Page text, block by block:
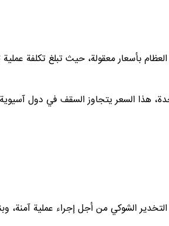
بأسعار معقولة، حيث تبلغ تكلفة عملية
تبلغ حوالي 50,000$ في الولايات المتحدة و11,000$ في المملكة المتحدة، هذا
الشوكي من أجل إجراء عملية آمنة،